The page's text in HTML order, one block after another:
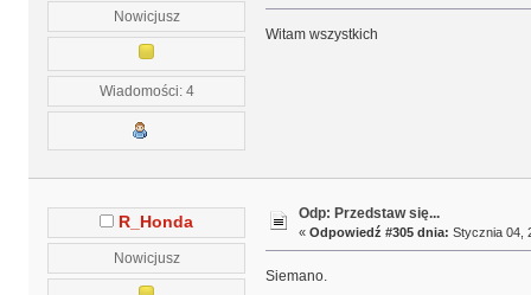
Nowicjusz
Wiadomości: 4
Witam wszystkich
R_Honda
Nowicjusz
Odp: Przedstaw się...
« Odpowiedź #305 dnia: Stycznia 04,
Siemano.